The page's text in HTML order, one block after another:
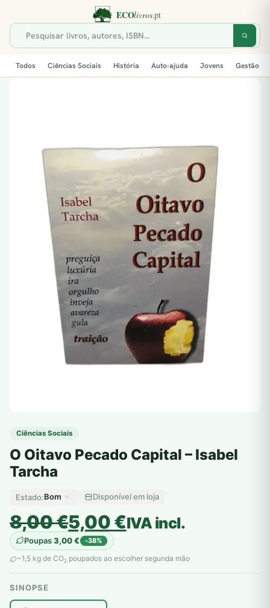
Todos Ciências Sociais História Auto-ajuda Jovens Gestão
Ciências Sociais
O Oitavo Pecado Capital – Isabel
Tarcha
Estado:Bom Disponível em loja
8,00€
O
preço
original
era:
8,00 €.
5,00€
O
preço
atual
é:
5,00 €.
IVA incl.
Poupas3,00€ -38%
~1,5 kg de CO2 poupados ao escolher segunda mão
SINOPSE
plantar árvores reais